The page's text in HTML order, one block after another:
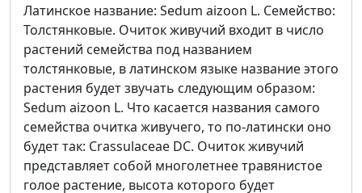
Латинское название: Sedum aizoon L. Семейство:
Толстянковые. Очиток живучий входит в число
растений семейства под названием
толстянковые, в латинском языке название этого
растения будет звучать следующим образом:
Sedum aizoon L. Что касается названия самого
семейства очитка живучего, то по-латински оно
будет так: Crassulaceae DC. Очиток живучий
представляет собой многолетнее травянистое
голое растение, высота которого будет